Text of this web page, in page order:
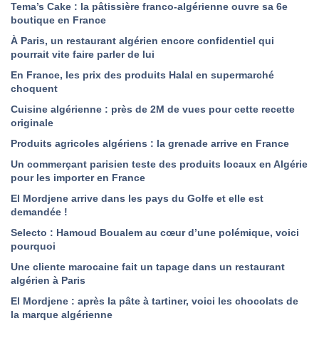
Tema’s Cake : la pâtissière franco-algérienne ouvre sa 6e
boutique en France
À Paris, un restaurant algérien encore confidentiel qui
pourrait vite faire parler de lui
En France, les prix des produits Halal en supermarché
choquent
Cuisine algérienne : près de 2M de vues pour cette recette
originale
Produits agricoles algériens : la grenade arrive en France
Un commerçant parisien teste des produits locaux en Algérie
pour les importer en France
El Mordjene arrive dans les pays du Golfe et elle est
demandée !
Selecto : Hamoud Boualem au cœur d’une polémique, voici
pourquoi
Une cliente marocaine fait un tapage dans un restaurant
algérien à Paris
El Mordjene : après la pâte à tartiner, voici les chocolats de
la marque algérienne